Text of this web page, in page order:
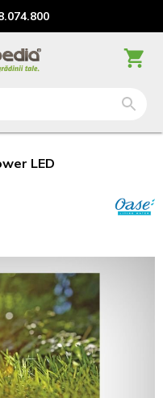
LED